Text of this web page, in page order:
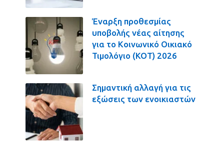
Έναρξη προθεσμίας
υποβολής νέας αίτησης
για το Κοινωνικό Οικιακό
Τιμολόγιο (ΚΟΤ) 2026
Σημαντική αλλαγή για τις
εξώσεις των ενοικιαστών